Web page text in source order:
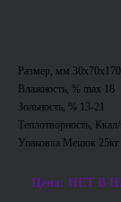
Размер, мм 30х70х170
Влажность, % max 18
Зольность, % 13-21
Теплотворность,
Упаковка Мешок 25кг
Цена: НЕТ В